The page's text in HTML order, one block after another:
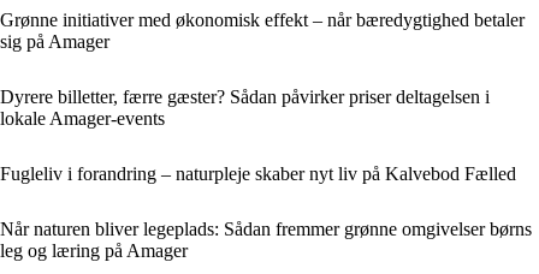
Grønne initiativer med økonomisk effekt – når bæredygtighed betaler
sig på Amager
Dyrere billetter, færre gæster? Sådan påvirker priser deltagelsen i
lokale Amager-events
Fugleliv i forandring – naturpleje skaber nyt liv på Kalvebod Fælled
Når naturen bliver legeplads: Sådan fremmer grønne omgivelser børns
leg og læring på Amager